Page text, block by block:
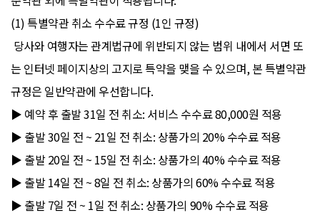
(1) 특별약관 취소 수수료 규정 (1인 규정)
당사와 여행자는 관계법규에 위반되지 않는 범위 내에서 서면 또
는 인터넷 페이지상의 고지로 특약을 맺을 수 있으며, 본 특별약관
규정은 일반약관에 우선합니다.
▶ 예약 후 출발 31일 전 취소: 서비스 수수료 80,000원 적용
▶ 출발 30일 전 ~ 21일 전 취소: 상품가의 20% 수수료 적용
▶ 출발 20일 전 ~ 15일 전 취소: 상품가의 40% 수수료 적용
▶ 출발 14일 전 ~ 8일 전 취소: 상품가의 60% 수수료 적용
▶ 출발 7일 전 ~ 1일 전 취소: 상품가의 90% 수수료 적용